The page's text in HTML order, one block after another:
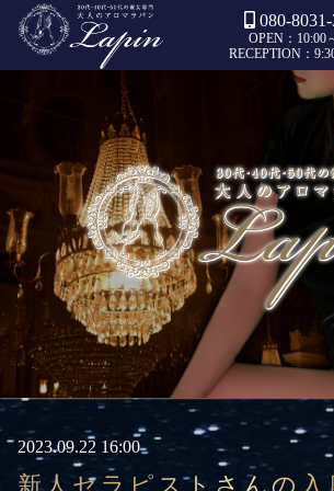
080-
OPEN：10:00
RECEPTION：
2023.09.22 16:00
新人セラピストさんの入